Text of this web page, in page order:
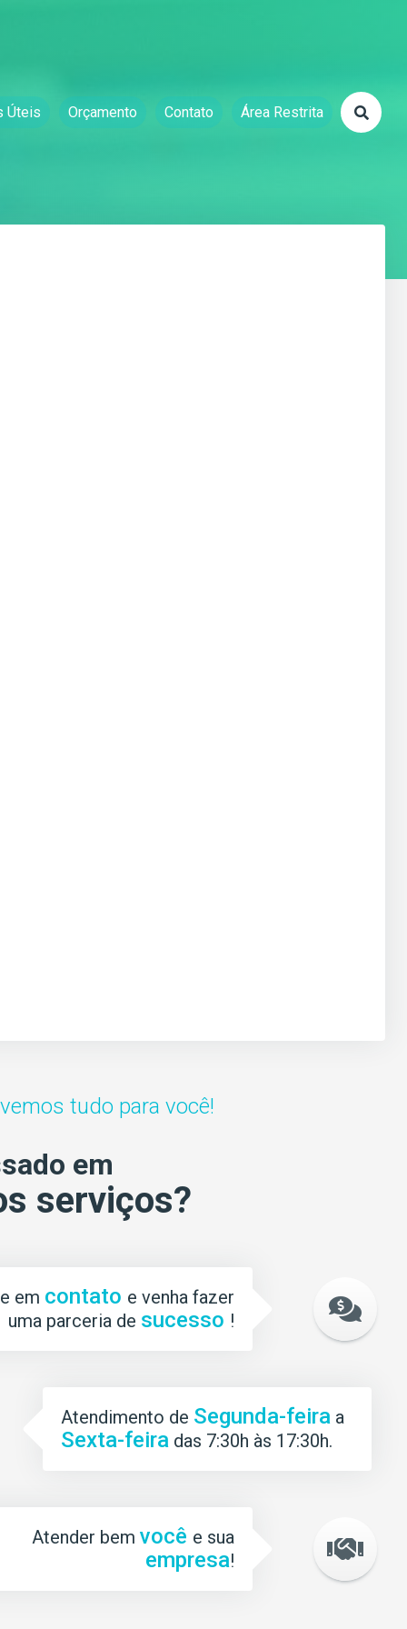
Úteis Orçamento Contato Área Restrita
tudo para você!
em
serviços?
em contato e venha fazer
uma parceria de sucesso !
Atendimento de Segunda-feira a
Sexta-feira das 7:30h às 17:30h.
Atender bemvocê e sua
empresa!